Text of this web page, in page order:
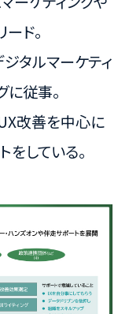
ド。
タルマーケティ
従事。​
改善を中心に
している。